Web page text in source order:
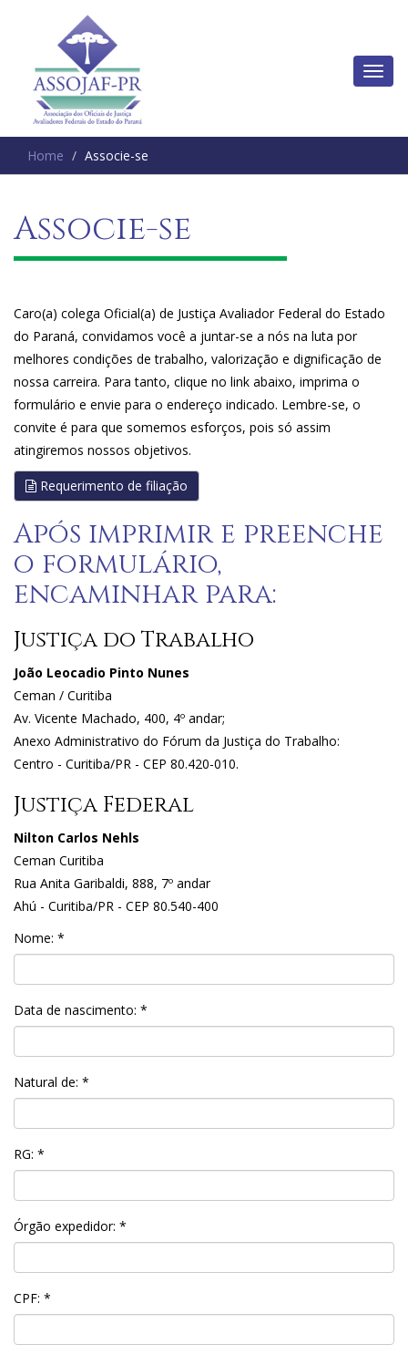
Home Associe-se
Associe-se
Caro(a) colega Oficial(a) de Justiça Avaliador Federal do Estado
do Paraná, convidamos você a juntar-se a nós na luta por
melhores condições de trabalho, valorização e dignificação de
nossa carreira. Para tanto, clique no link abaixo, imprima o
formulário e envie para o endereço indicado. Lembre-se, o
convite é para que somemos esforços, pois só assim
atingiremos nossos objetivos.
Requerimento de filiação
Após imprimir e preenche
o formulário,
encaminhar para:
Justiça do Trabalho
João Leocadio Pinto Nunes
Ceman / Curitiba
Av. Vicente Machado, 400, 4º andar;
Anexo Administrativo do Fórum da Justiça do Trabalho:
Centro - Curitiba/PR - CEP 80.420-010.
Justiça Federal
Nilton Carlos Nehls
Ceman Curitiba
Rua Anita Garibaldi, 888, 7º andar
Ahú - Curitiba/PR - CEP 80.540-400
Nome: *
Data de nascimento: *
Natural de: *
RG: *
Órgão expedidor: *
CPF: *